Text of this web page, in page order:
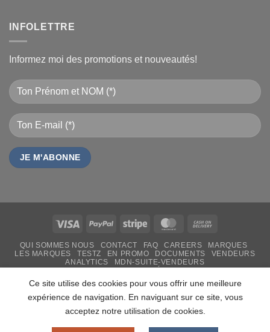
INFOLETTRE
Informez moi des promotions et nouveautés!
Visa PayPal Stripe MasterCard
Delivery
QUI SOMMES NOUS CONTACT FAQ CAREERS
MARQUES
LES MARQUES
TESTZ EN PROMO DOCUMENTS
VENDEURS
ANALYTICS
MDN-SUITE-VENDEURS
IMPRESSION PERSONNALISÉE
MON-TSHIRT
FÊTE DES MÈRES 31 MAI 2026 CAMEROUN
PASS LIVRAISON & SERVICE
Copyright 2026 © MADON DEV
Ce site utilise des cookies pour vous offrir une meilleure
expérience de navigation. En naviguant sur ce site, vous
acceptez notre utilisation de cookies.